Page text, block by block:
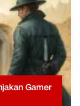
Gamer